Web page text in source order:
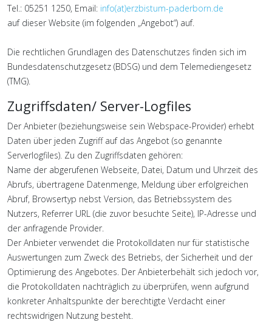
Tel.: 05251 1250, Email: info(at)erzbistum-paderborn.de
auf dieser Website (im folgenden „Angebot“) auf.
Die rechtlichen Grundlagen des Datenschutzes finden sich im
Bundesdatenschutzgesetz (BDSG) und dem Telemediengesetz
(TMG).
Zugriffsdaten/ Server-Logfiles
Der Anbieter (beziehungsweise sein Webspace-Provider) erhebt
Daten über jeden Zugriff auf das Angebot (so genannte
Serverlogfiles). Zu den Zugriffsdaten gehören:
Name der abgerufenen Webseite, Datei, Datum und Uhrzeit des
Abrufs, übertragene Datenmenge, Meldung über erfolgreichen
Abruf, Browsertyp nebst Version, das Betriebssystem des
Nutzers, Referrer URL (die zuvor besuchte Seite), IP-Adresse und
der anfragende Provider.
Der Anbieter verwendet die Protokolldaten nur für statistische
Auswertungen zum Zweck des Betriebs, der Sicherheit und der
Optimierung des Angebotes. Der Anbieterbehält sich jedoch vor,
die Protokolldaten nachträglich zu überprüfen, wenn aufgrund
konkreter Anhaltspunkte der berechtigte Verdacht einer
rechtswidrigen Nutzung besteht.